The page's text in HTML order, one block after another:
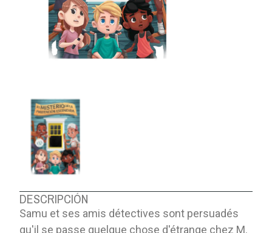
DESCRIPCIÓN
Samu et ses amis détectives sont persuadés
qu'il se passe quelque chose d'étrange chez M.